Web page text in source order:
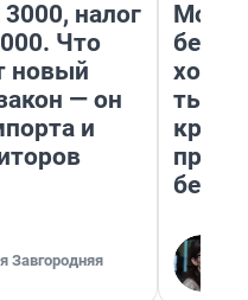
налог
Что
новый
— он
и
Завгородняя
Мой